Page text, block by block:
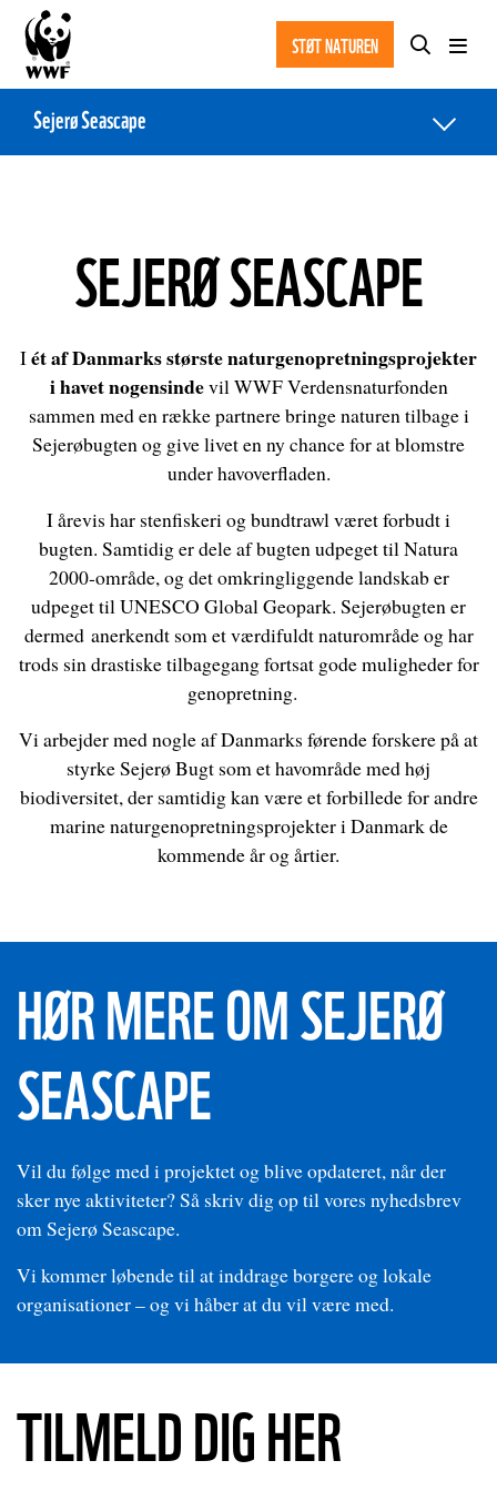
STØT NATUREN
Sejerø Seascape
SEJERØ SEASCAPE
Iét af Danmarks største naturgenopretningsprojekter
i havet nogensindevil WWF Verdensnaturfonden
sammen med en række partnere bringe naturen tilbage i
Sejerøbugten og give livet en ny chance for at blomstre
under havoverfladen.
I årevis har stenfiskeri og bundtrawlværet forbudt i
bugten. Samtidig er dele af bugten udpeget til Natura
2000-område, og det omkringliggende landskab er
udpeget til UNESCO Global Geopark. Sejerøbugtener
dermed anerkendt som etværdifuldtnaturområdeog har
trods sin drastiske tilbagegang fortsat gode muligheder for
genopretning.
Vi arbejder med nogle af Danmarks førende forskere på at
styrke Sejerø Bugt som et havområde med høj
biodiversitet, der samtidig kan være et forbillede for andre
marine naturgenopretningsprojekter i Danmark de
kommende år og årtier.
HØR MERE OM SEJERØ
SEASCAPE
Vil du følge med i projektet og blive opdateret, når der
sker nye aktiviteter? Så skriv dig op til vores nyhedsbrev
om Sejerø Seascape.
Vi kommer løbende til at inddrage borgere og lokale
organisationer – og vi håber at du vil være med.
TILMELD DIG HER